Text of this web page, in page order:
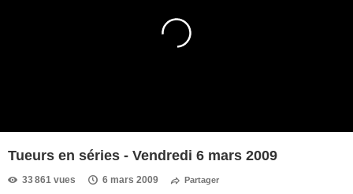
Tueurs en séries - Vendredi 6 mars 2009
33 861 vues 6 mars 2009 Partager